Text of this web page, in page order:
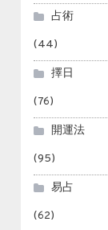
占術
(44)
擇日
(76)
開運法
(95)
易占
(62)